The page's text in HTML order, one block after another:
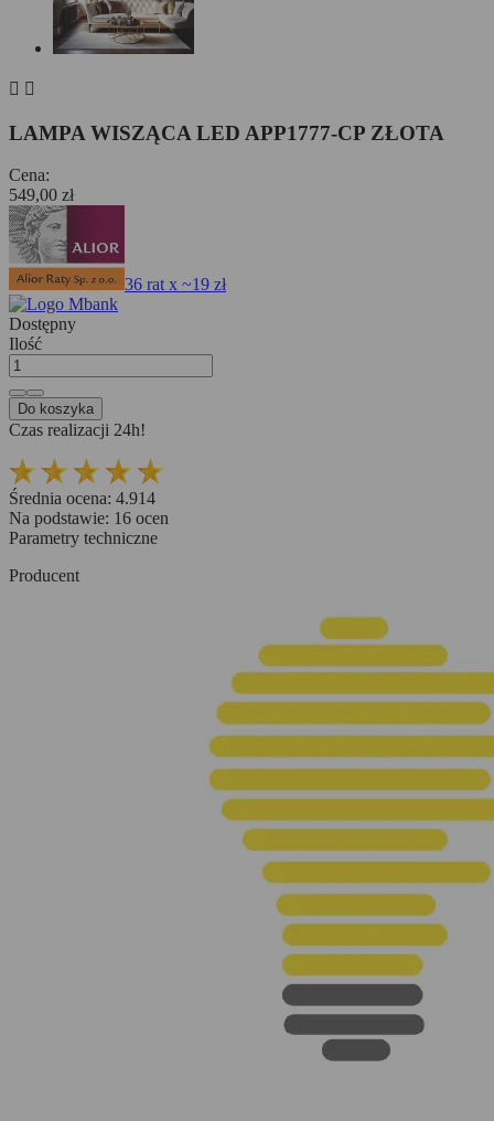
 
LAMPA WISZĄCA LED APP1777-CP ZŁOTA
Cena:
549,00 zł
36 rat x ~19 zł
Dostępny
Ilość
Do koszyka
Czas realizacji 24h!
Średnia ocena: 4.914
Na podstawie: 16 ocen
Parametry techniczne
Producent